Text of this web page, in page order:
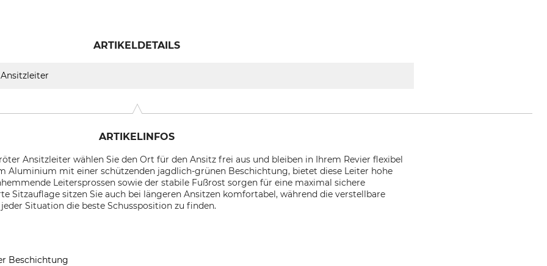
ARTIKELDETAILS
Ansitzleiter
ARTIKELINFOS
Ansitzleiter wählen Sie den Ort für den Ansitz frei aus und bleiben in Ihrem Revier flexibel
Aluminium mit einer schützenden jagdlich-grünen Beschichtung, bietet diese Leiter hohe
Leitersprossen sowie der stabile Fußrost sorgen für eine maximal sichere
Sitzauflage sitzen Sie auch bei längeren Ansitzen komfortabel, während die verstellbare
Situation die beste Schussposition zu finden.
Beschichtung